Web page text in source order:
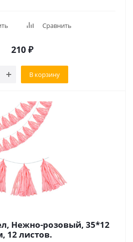
Сравнить
210 ₽
В корзину
Нежно-розовый, 35*12
12 листов.